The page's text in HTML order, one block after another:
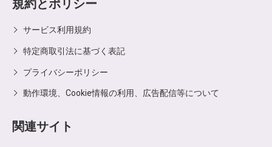
規約とポリシー
サービス利用規約
特定商取引法に基づく表記
プライバシーポリシー
動作環境、Cookie情報の利用、広告配信等について
関連サイト